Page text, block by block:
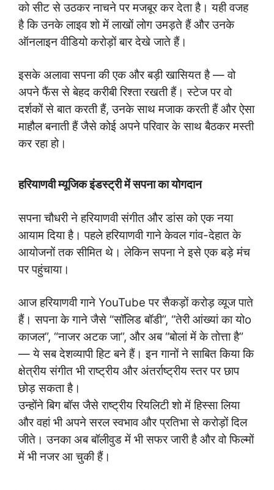
को सीट से उठकर नाचने पर मजबूर कर देता है। यही वजह
है कि उनके लाइव शो में लाखों लोग उमड़ते हैं और उनके
ऑनलाइन वीडियो करोड़ों बार देखे जाते हैं।
इसके अलावा सपना की एक और बड़ी खासियत है — वो
अपने फैंस से बेहद करीबी रिश्ता रखती हैं। स्टेज पर वो
दर्शकों से बात करती हैं, उनके साथ मजाक करती हैं और ऐसा
माहौल बनाती हैं जैसे कोई अपने परिवार के साथ बैठकर मस्ती
कर रहा हो।
हरियाणवी म्यूजिक इंडस्ट्री में सपना का योगदान
सपना चौधरी ने हरियाणवी संगीत और डांस को एक नया
आयाम दिया है। पहले हरियाणवी गाने केवल गांव-देहात के
आयोजनों तक सीमित थे। लेकिन सपना ने इसे एक बड़े मंच
पर पहुंचाया।
आज हरियाणवी गाने YouTube पर सैकड़ों करोड़ व्यूज पाते
हैं। सपना के गाने जैसे “सॉलिड बॉडी”, “तेरी आंख्यां का योo
काजल”, “नाजर अटक जा”, और अब “बोलां में के तोत्ता है”
— ये सब देशव्यापी हिट बने हैं। इन गानों ने साबित किया कि
क्षेत्रीय संगीत भी राष्ट्रीय और अंतर्राष्ट्रीय स्तर पर छाप
छोड़ सकता है।
उन्होंने बिग बॉस जैसे राष्ट्रीय रियलिटी शो में हिस्सा लिया
और वहां भी अपने सरल स्वभाव और प्रतिभा से करोड़ों दिल
जीते। उनका अब बॉलीवुड में भी सफर जारी है और वो फिल्मों
में भी नजर आ चुकी हैं।